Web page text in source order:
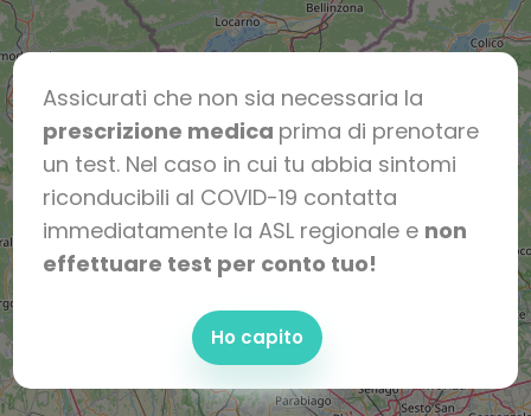
Assicurati che non sia necessaria la
prescrizione medica prima di prenotare
un test. Nel caso in cui tu abbia sintomi
riconducibili al COVID-19 contatta
immediatamente la ASL regionale e non
effettuare test per conto tuo!
Ho capito